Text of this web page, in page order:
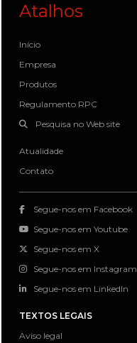
Atalhos
Início
Empresa
Produtos
Regulamento RPC
Pesquisa no Web site
Atualidade
Contato
Segue-nos em Facebook
Segue-nos em Youtube
Segue-nos em X
Segue-nos em Instagram
Segue-nos em LinkedIn
TEXTOS LEGAIS
Aviso legal